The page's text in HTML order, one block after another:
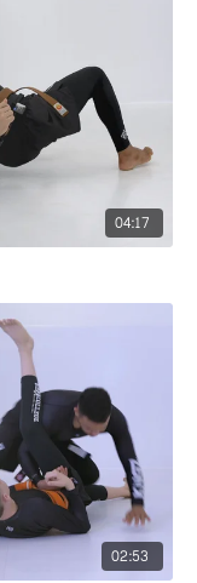
04:17
02:53